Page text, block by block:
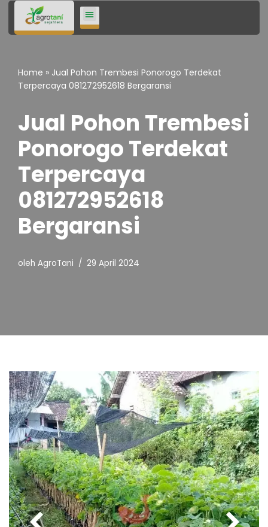
Lompat
Home » Jual Pohon Trembesi Ponorogo Terdekat
Terpercaya 081272952618 Bergaransi
Jual Pohon Trembesi
Ponorogo Terdekat
Terpercaya
081272952618
Bergaransi
oleh AgroTani 29 April 2024